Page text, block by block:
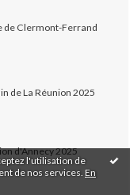
l'utilisation de
de nos services. En
de Clermont-Ferrand
de La Réunion 2025
d'Annecy 2025